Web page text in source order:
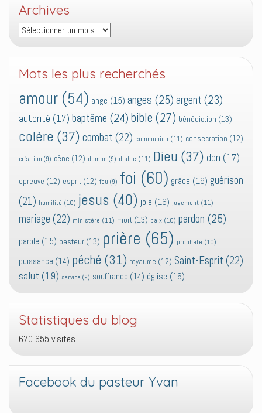
Archives
Archives
Mots les plus recherchés
amour (54) ange (15) anges (25) argent (23)
autorité (17) baptême (24) bible (27) bénédiction (13)
colère (37) combat (22) communion (11) consecration (12)
création (9) cène (12) demon (9) diable (11) Dieu (37) don (17)
epreuve (12) esprit (12) feu (9) foi (60) grâce (16) guérison
(21) humilité (10) jesus (40) joie (16) jugement (11)
mariage (22) ministère (11) mort (13) paix (10) pardon (25)
parole (15) pasteur (13) prière (65) prophete (10)
puissance (14) péché (31) royaume (12) Saint-Esprit (22)
salut (19) service (9) souffrance (14) église (16)
Statistiques du blog
670 655 visites
Facebook du pasteur Yvan